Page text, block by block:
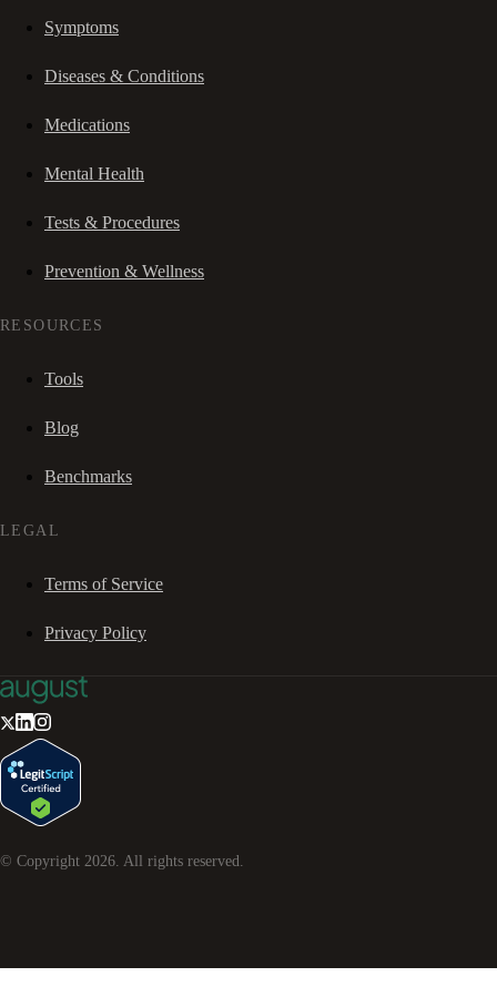
Symptoms
Diseases & Conditions
Medications
Mental Health
Tests & Procedures
Prevention & Wellness
RESOURCES
Tools
Blog
Benchmarks
LEGAL
Terms of Service
Privacy Policy
© Copyright 2026 . All rights reserved.